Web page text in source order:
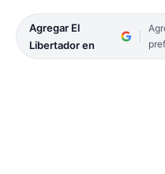
Agregar El
Libertador en